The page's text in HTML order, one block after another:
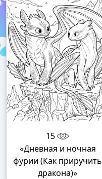
15
«Дневная и ночная
фурии (Как приручить
дракона)»